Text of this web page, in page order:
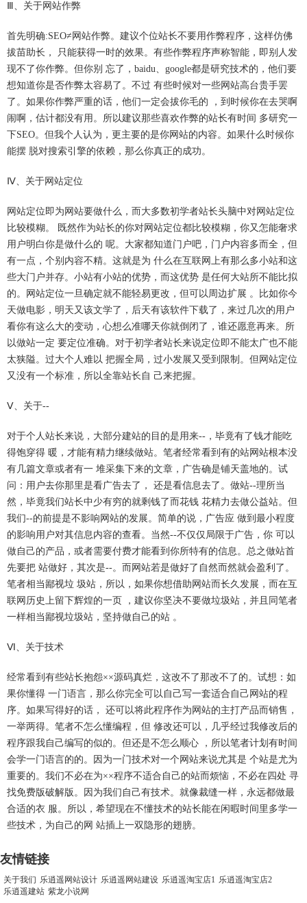
Ⅲ、关于网站作弊
首先明确:SEO≠网站作弊。建议个位站长不要用作弊程序，这样仿佛
拔苗助长， 只能获得一时的效果。有些作弊程序声称智能，即别人发
现不了你作弊。但你别 忘了，baidu、google都是研究技术的，他们要
想知道你是否作弊太容易了。不过 有些时候对一些网站高台贵手罢
了。如果你作弊严重的话，他们一定会拔你毛的 ，到时候你在去哭啊
闹啊，估计都没有用。所以建议那些喜欢作弊的站长有时间 多研究一
下SEO。但我个人认为，更主要的是你网站的内容。如果什么时候你
能摆 脱对搜索引擎的依赖，那么你真正的成功。
Ⅳ、关于网站定位
网站定位即为网站要做什么，而大多数初学者站长头脑中对网站定位
比较模糊。 既然作为站长的你对网站定位都比较模糊，你又怎能奢求
用户明白你是做什么的 呢。大家都知道门户吧，门户内容多而全，但
有一点，个别内容不精。这就是为 什么在互联网上有那么多小站和这
些大门户并存。小站有小站的优势，而这优势 是任何大站所不能比拟
的。网站定位一旦确定就不能轻易更改，但可以周边扩展 。比如你今
天做电影，明天又该文学了，后天有该软件下载了，来过几次的用户
看你有这么大的变动，心想么准哪天你就倒闭了，谁还愿意再来。所
以做站一定 要定位准确。对于初学者站长来说定位即不能太广也不能
太狭隘。过大个人难以 把握全局，过小发展又受到限制。但网站定位
又没有一个标准，所以全靠站长自 己来把握。
Ⅴ、关于--
对于个人站长来说，大部分建站的目的是用来--，毕竟有了钱才能吃
得饱穿得 暖，才能有精力继续做站。笔者经常看到有的站网站根本没
有几篇文章或者有一 堆采集下来的文章，广告确是铺天盖地的。试
问：用户去你那里是看广告去了， 还是看信息去了。做站--理所当
然，毕竟我们站长中少有穷的就剩钱了而花钱 花精力去做公益站。但
我们--的前提是不影响网站的发展。简单的说，广告应 做到最小程度
的影响用户对其信息内容的查看。当然--不仅仅局限于广告，你 可以
做自己的产品，或者需要付费才能看到你所特有的信息。总之做站首
先要把 站做好，其次是--。而网站若是做好了自然而然就会盈利了。
笔者相当鄙视垃 圾站，所以，如果你想借助网站而长久发展，而在互
联网历史上留下辉煌的一页 ，建议你坚决不要做垃圾站，并且同笔者
一样相当鄙视垃圾站，坚持做自己的站 。
Ⅵ、关于技术
经常看到有些站长抱怨××源码真烂，这改不了那改不了的。试想：如
果你懂得 一门语言，那么你完全可以自己写一套适合自己网站的程
序。如果写得好的话， 还可以将此程序作为网站的主打产品而销售，
一举两得。笔者不怎么懂编程，但 修改还可以，几乎经过我修改后的
程序跟我自己编写的似的。但还是不怎么顺心 ，所以笔者计划有时间
会学一门语言的的。因为一门技术对一个网站来说尤其是 个站是尤为
重要的。我们不必在为××程序不适合自己的站而烦恼，不必在四处 寻
找免费版破解版。因为我们自己有技术。就像裁缝一样，永远都做最
合适的衣 服。所以，希望现在不懂技术的站长能在闲暇时间里多学一
些技术，为自己的网 站插上一双隐形的翅膀。
友情链接
关于我们 乐逍遥网站设计 乐逍遥网站建设 乐逍遥淘宝店1 乐逍遥淘宝店2
乐逍遥建站 紫龙小说网